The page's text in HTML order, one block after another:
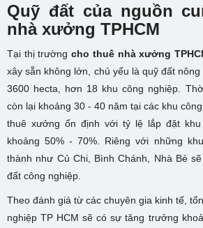
Quỹ đất của nguồn
nhà xưởng TPHCM
Tại thị trườngcho thuê nhà xưởng
xây sẵn không lớn, chủ yếu là quỹ đất
3600 hecta, hơn 18 khu công nghiệp.
còn lại khoảng 30 - 40 năm tại các khu
thuê xưởng ổn định với tỷ lệ lắp đặt khu
khoảng 50% - 70%. Riêng với những
thành như Củ Chi, Bình Chánh, Nhà Bè
đất công nghiệp.
Theo đánh giá từ các chuyên gia kinh tế,
nghiệp TP HCM sẽ có sự tăng trưởng